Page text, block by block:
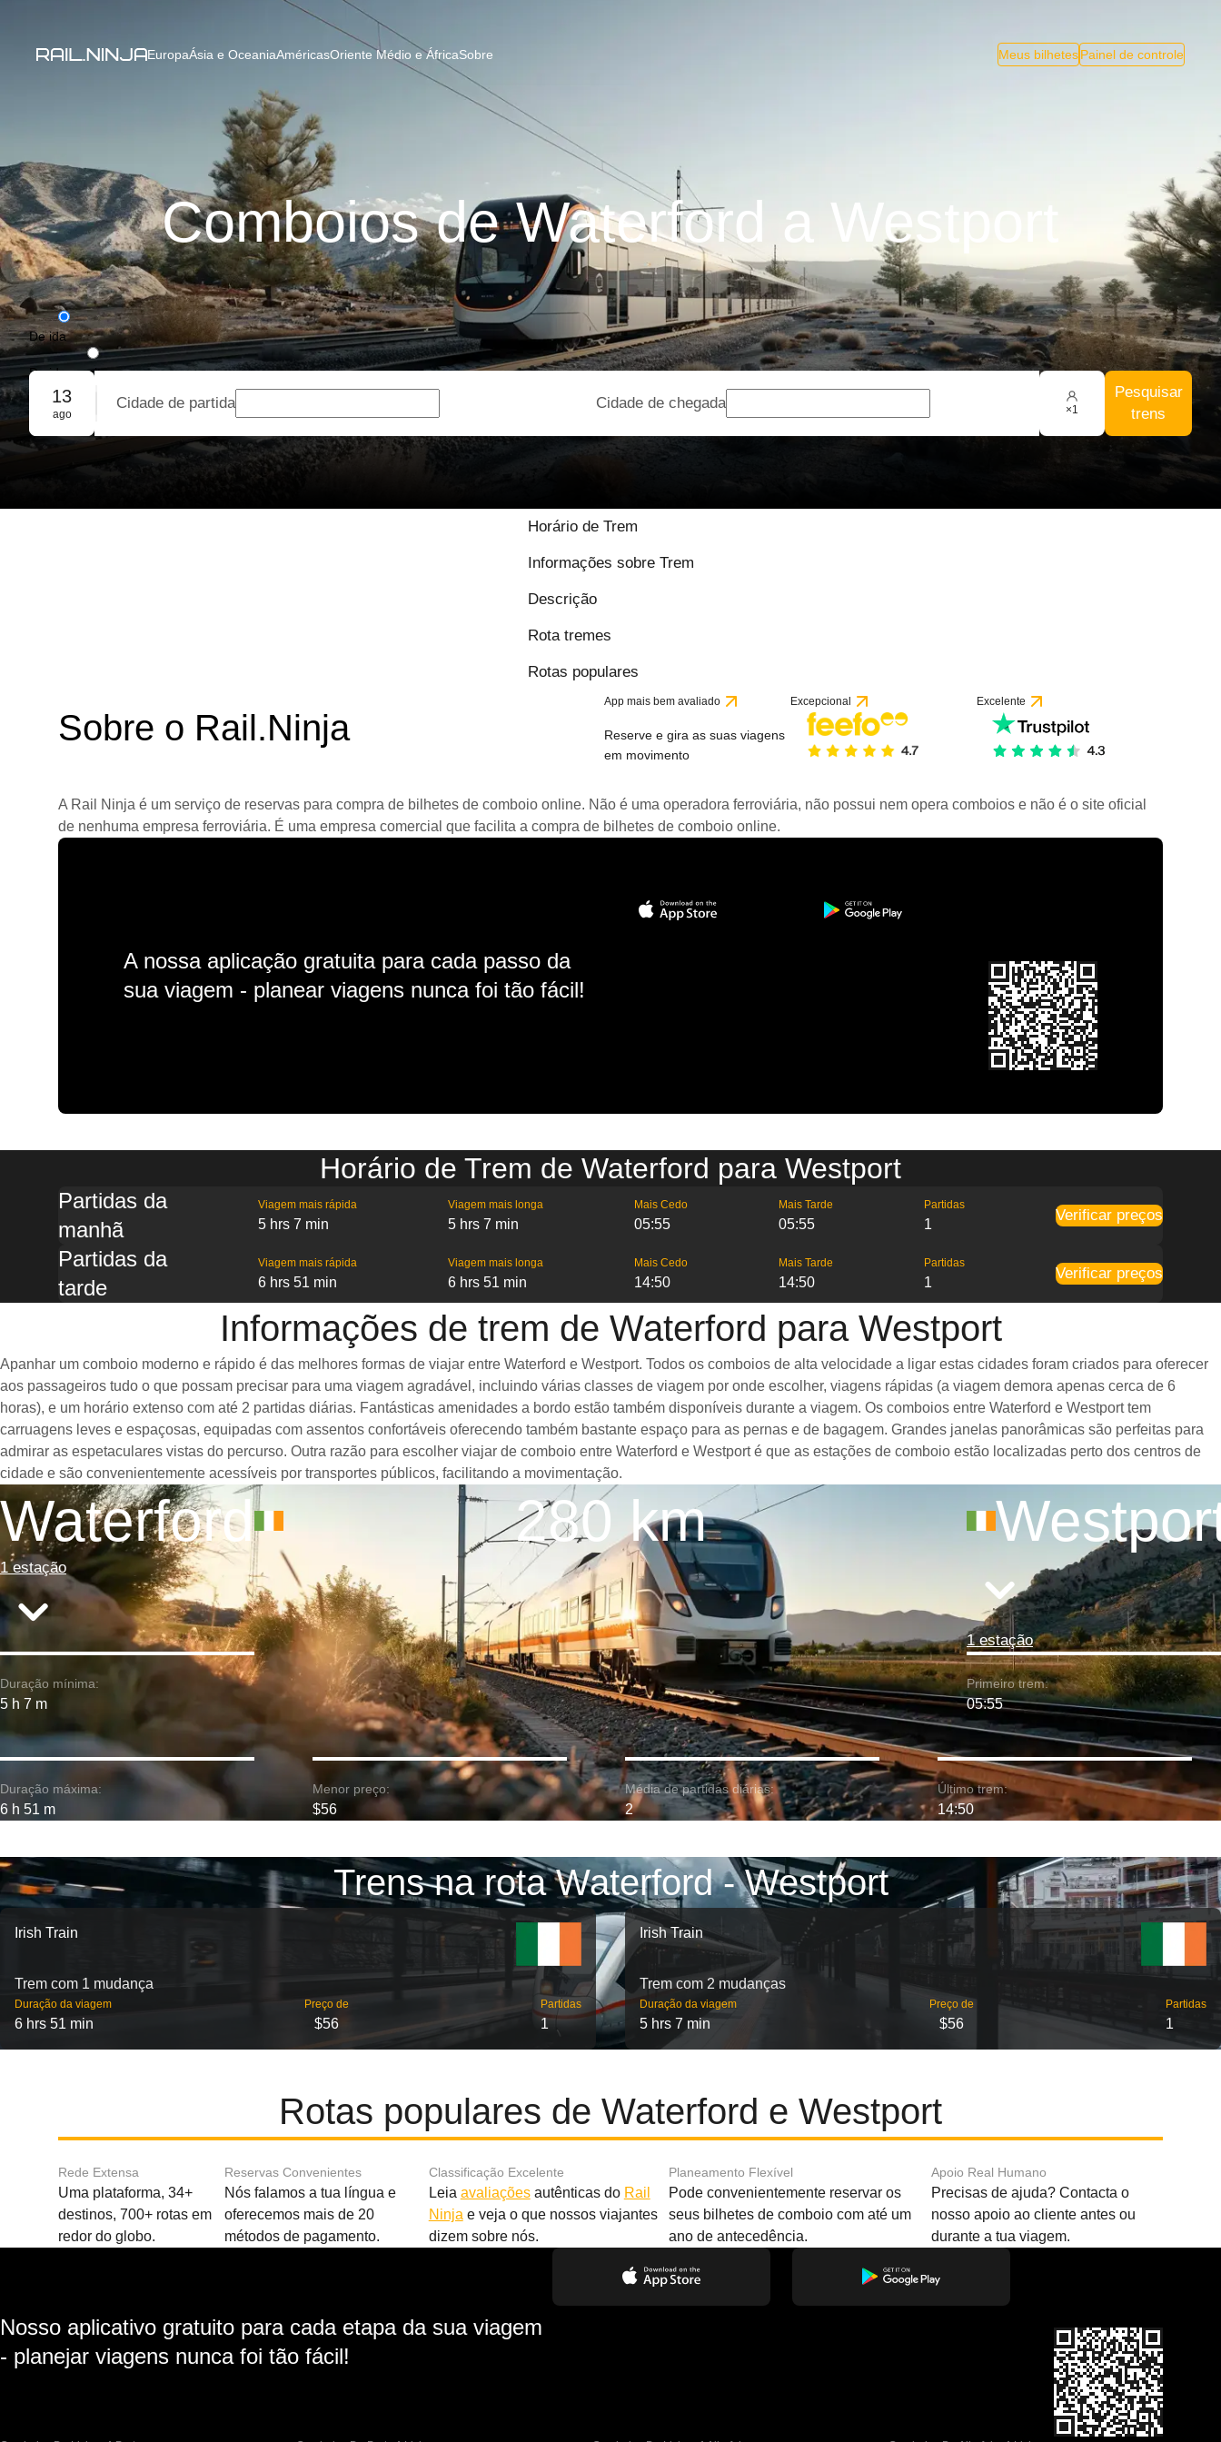
EuropaÁsia e OceaniaAméricasOriente Médio e ÁfricaSobre Meus bilhetesPainel de controle
Comboios de Waterford a Westport
De ida
De ida e volta
Reserva em grupo
13
ago
Cidade de partida Cidade de chegada ×1
Pesquisar
trens
Horário de Trem
Informações sobre Trem
Descrição
Rota tremes
Rotas populares
Sobre o Rail.Ninja
App mais bem avaliado
Reserve e gira as suas viagens
em movimento
Excepcional Excelente
A Rail Ninja é um serviço de reservas para compra de bilhetes de comboio online. Não é uma operadora ferroviária, não possui nem opera comboios e não é o site oficial
de nenhuma empresa ferroviária. É uma empresa comercial que facilita a compra de bilhetes de comboio online.
A nossa aplicação gratuita para cada passo da
sua viagem - planear viagens nunca foi tão fácil!
Horário de Trem de Waterford para Westport
Partidas da
manhã
Viagem mais rápida
5 hrs 7 min
Viagem mais longa
5 hrs 7 min
Mais Cedo
05:55
Mais Tarde
05:55
Partidas
1
Verificar preços
Partidas da
tarde
Viagem mais rápida
6 hrs 51 min
Viagem mais longa
6 hrs 51 min
Mais Cedo
14:50
Mais Tarde
14:50
Partidas
1
Verificar preços
Informações de trem de Waterford para Westport
Apanhar um comboio moderno e rápido é das melhores formas de viajar entre Waterford e Westport. Todos os comboios de alta velocidade a ligar estas cidades foram criados para oferecer
aos passageiros tudo o que possam precisar para uma viagem agradável, incluindo várias classes de viagem por onde escolher, viagens rápidas (a viagem demora apenas cerca de 6
horas), e um horário extenso com até 2 partidas diárias. Fantásticas amenidades a bordo estão também disponíveis durante a viagem. Os comboios entre Waterford e Westport tem
carruagens leves e espaçosas, equipadas com assentos confortáveis oferecendo também bastante espaço para as pernas e de bagagem. Grandes janelas panorâmicas são perfeitas para
admirar as espetaculares vistas do percurso. Outra razão para escolher viajar de comboio entre Waterford e Westport é que as estações de comboio estão localizadas perto dos centros de
cidade e são convenientemente acessíveis por transportes públicos, facilitando a movimentação.
Waterford
1 estação
280 km
1 estação
Duração mínima:
5 h 7 m
Primeiro trem:
05:55
Duração máxima:
6 h 51 m
Menor preço:
$56
Média de partidas diárias:
2
Último trem:
14:50
Trens na rota Waterford - Westport
Irish Train
Trem com 1 mudança
Duração da viagem
6 hrs 51 min
Preço de
$56
Partidas
1
Irish Train
Trem com 2 mudanças
Duração da viagem
5 hrs 7 min
Preço de
$56
Partidas
1
Rotas populares de Waterford e Westport
Rede Extensa
Uma plataforma, 34+
destinos, 700+ rotas em
redor do globo.
Reservas Convenientes
Nós falamos a tua língua e
oferecemos mais de 20
métodos de pagamento.
Classificação Excelente
Leia avaliaçõesautênticas do Rail
Ninja e veja o que nossos viajantes
dizem sobre nós.
Planeamento Flexível
Pode convenientemente reservar os
seus bilhetes de comboio com até um
ano de antecedência.
Apoio Real Humano
Precisas de ajuda? Contacta o
nosso apoio ao cliente antes ou
durante a tua viagem.
Nosso aplicativo gratuito para cada etapa da sua viagem
- planejar viagens nunca foi tão fácil!